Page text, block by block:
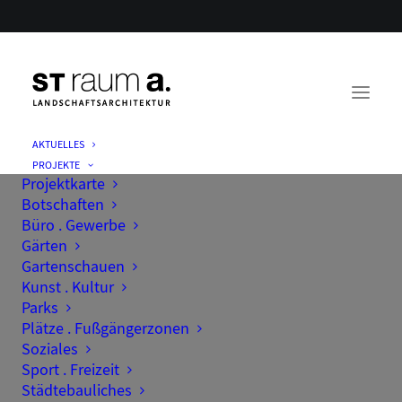
AKTUELLES
PROJEKTE
Projektkarte
Botschaften
Büro . Gewerbe
Gärten
Gartenschauen
Kunst . Kultur
Parks
Plätze . Fußgängerzonen
Soziales
Sport . Freizeit
Städtebauliches